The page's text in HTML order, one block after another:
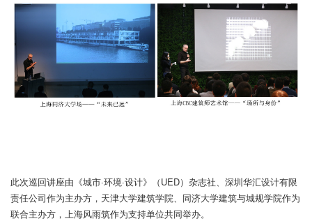
此次巡回讲座由《城市·环境·设计》（UED）杂志社、深圳华汇设计有限
责任公司作为主办方，天津大学建筑学院、同济大学建筑与城规学院作为
联合主办方，上海风雨筑作为支持单位共同举办。